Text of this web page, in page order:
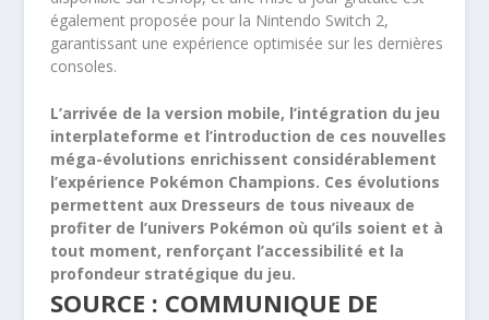
également proposée pour la Nintendo Switch 2,
garantissant une expérience optimisée sur les dernières
consoles.
L’arrivée de la version mobile, l’intégration du jeu
interplateforme et l’introduction de ces nouvelles
méga-évolutions enrichissent considérablement
l’expérience Pokémon Champions. Ces évolutions
permettent aux Dresseurs de tous niveaux de
profiter de l’univers Pokémon où qu’ils soient et à
tout moment, renforçant l’accessibilité et la
profondeur stratégique du jeu.
SOURCE : COMMUNIQUE DE